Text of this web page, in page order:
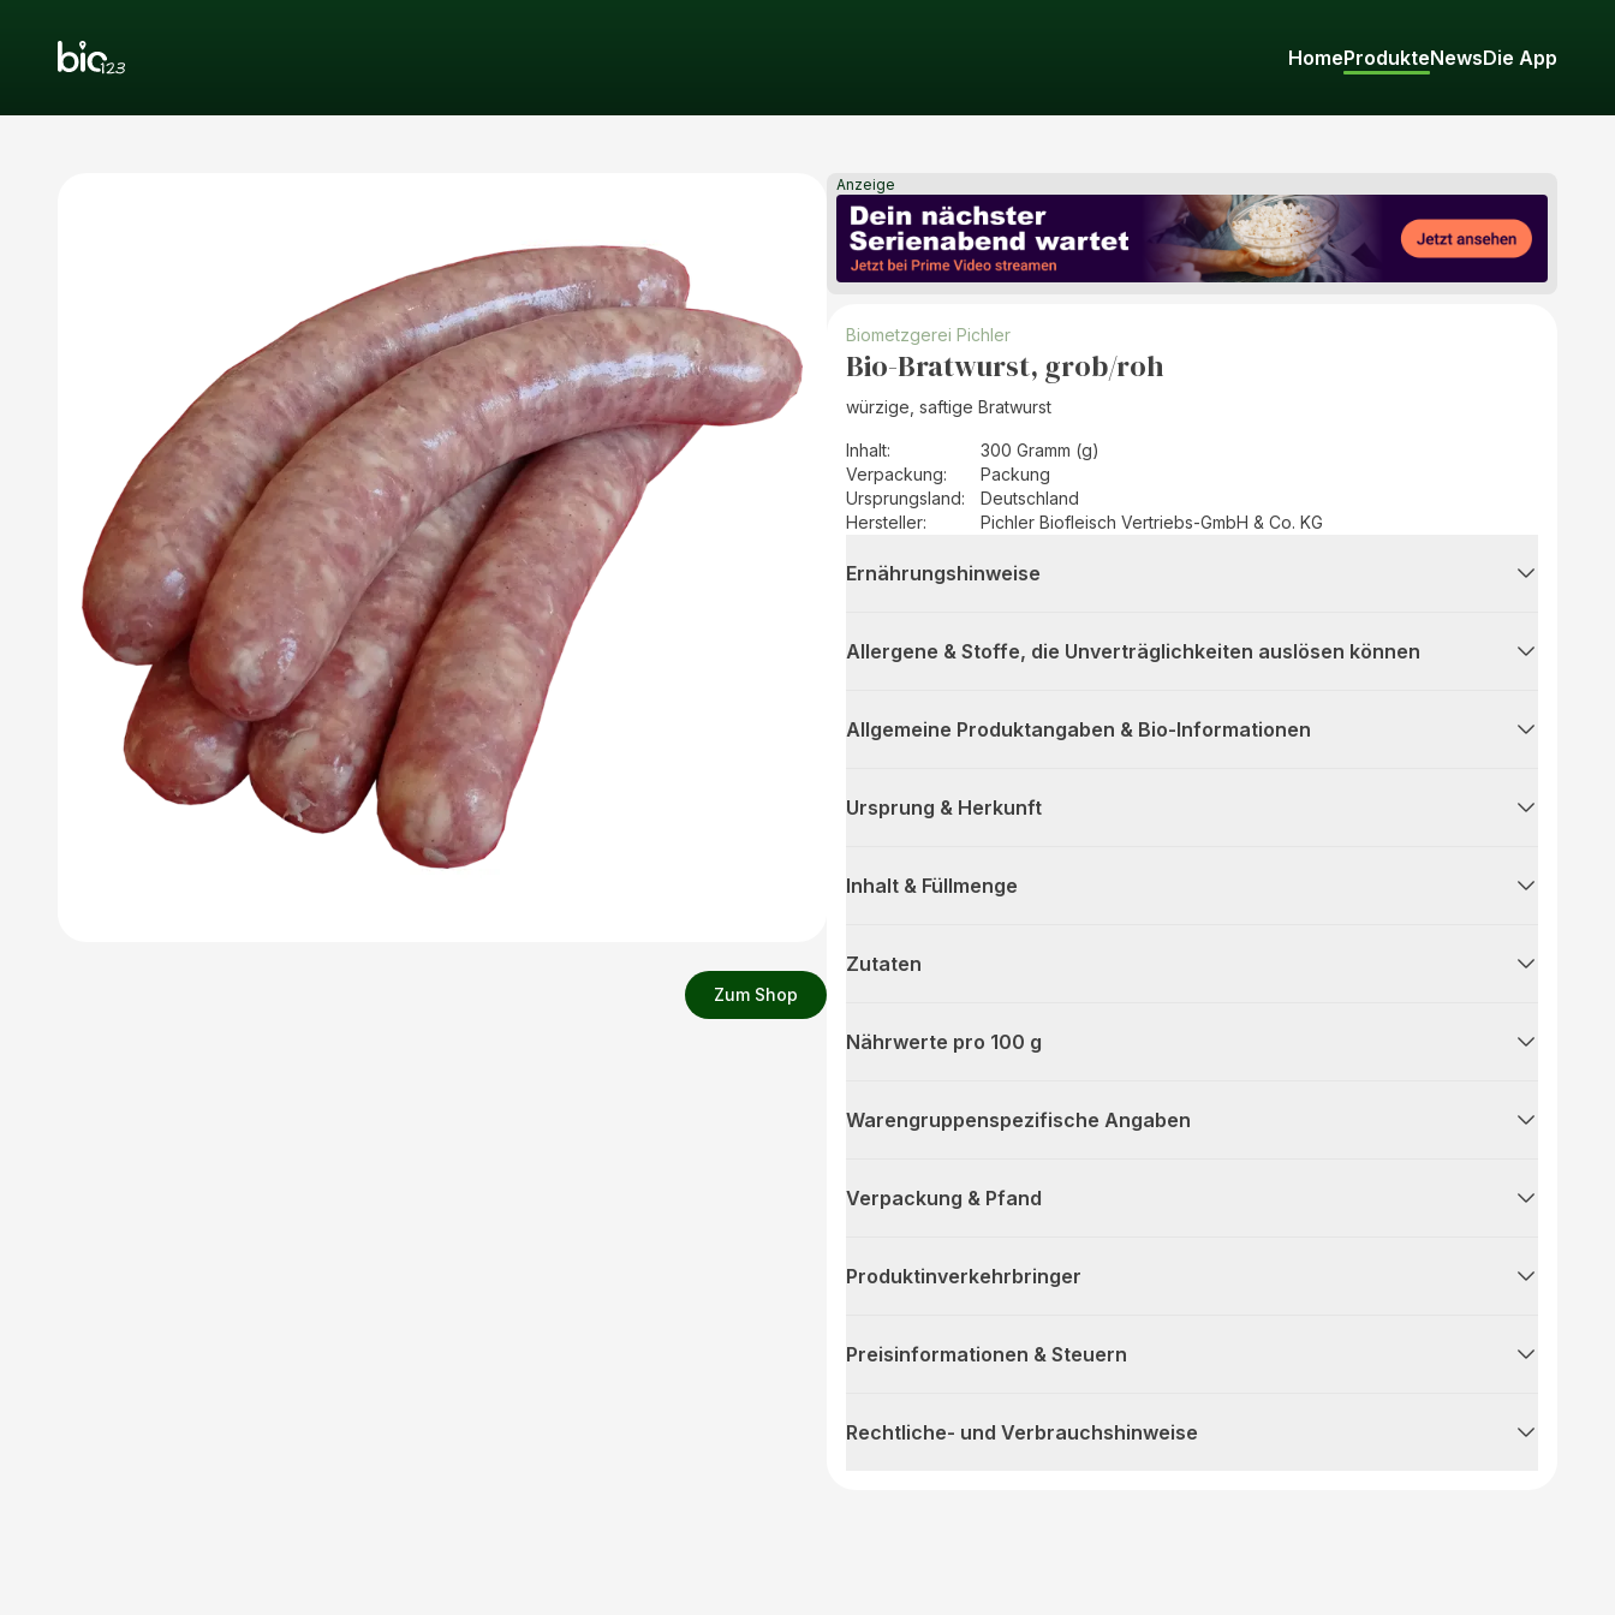
HomeProdukteNewsDie App
Zum Shop
Anzeige
Biometzgerei Pichler
Bio-Bratwurst, grob/roh
würzige, saftige Bratwurst
Inhalt:
300 Gramm (g)
Verpackung:
Packung
Ursprungsland:
Deutschland
Hersteller: Pichler Biofleisch Vertriebs-GmbH & Co. KG
Ernährungshinweise
Allergene & Stoffe, die Unverträglichkeiten auslösen können
Allgemeine Produktangaben & Bio-Informationen
Ursprung & Herkunft
Inhalt & Füllmenge
Zutaten
Nährwerte pro 100 g
Warengruppenspezifische Angaben
Verpackung & Pfand
Produktinverkehrbringer
Preisinformationen & Steuern
Rechtliche- und Verbrauchshinweise